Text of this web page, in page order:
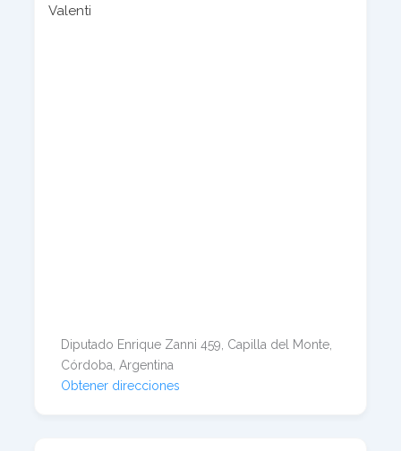
Valenti
Diputado Enrique Zanni 459, Capilla del Monte,
Córdoba, Argentina
Obtener direcciones